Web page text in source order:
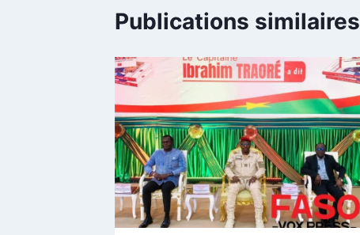
Publications similaires